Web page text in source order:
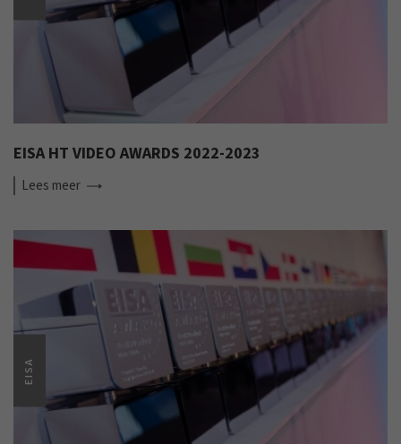
EISA HT VIDEO AWARDS 2022-2023
Lees meer
EISA